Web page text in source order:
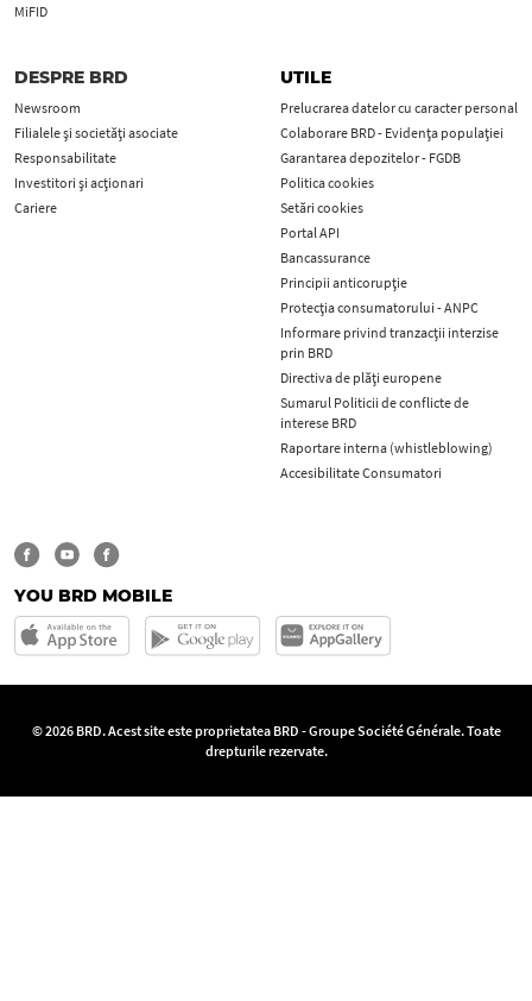
MiFID
DESPRE BRD
Newsroom
Filialele și societăți asociate
Responsabilitate
Investitori și acționari
Cariere
UTILE
Prelucrarea datelor cu caracter personal
Colaborare BRD - Evidența populației
Garantarea depozitelor - FGDB
Politica cookies
Setări cookies
Portal API
Bancassurance
Principii anticorupţie
Protecţia consumatorului - ANPC
Informare privind tranzacții interzise
prin BRD
Directiva de plăți europene
Sumarul Politicii de conflicte de
interese BRD
Raportare interna (whistleblowing)
Accesibilitate Consumatori
YOU BRD MOBILE
© 2026 BRD. Acest site este proprietatea BRD - Groupe Société Générale. Toate
drepturile rezervate.